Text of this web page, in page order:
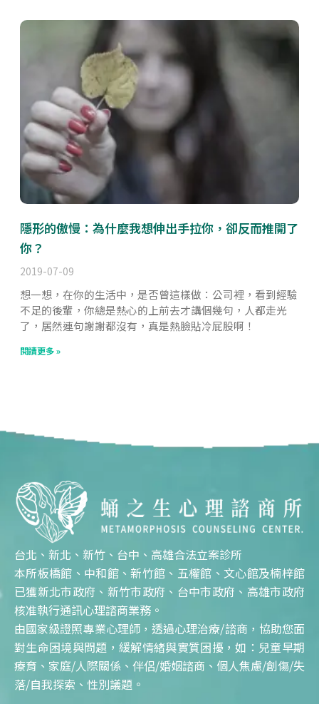
隱形的傲慢：為什麼我想伸出手拉你，卻反而推開了
你？
2019-07-09
想一想，在你的生活中，是否曾這樣做：公司裡，看到經驗
不足的後輩，你總是熱心的上前去才講個幾句，人都走光
了，居然連句謝謝都沒有，真是熱臉貼冷屁股啊！
閱讀更多 »
台北、新北、新竹、台中、高雄合法立案診所
本所板橋館、中和館、新竹館、五權館、文心館及楠梓館
已獲新北市政府、新竹市政府、台中市政府、高雄市政府
核准執行通訊心理諮商業務。
由國家級證照專業心理師，透過心理治療/諮商，協助您面
對生命困境與問題，緩解情緒與實質困擾，如：兒童早期
療育、家庭/人際關係、伴侶/婚姻諮商、個人焦慮/創傷/失
落/自我探索、性別議題。